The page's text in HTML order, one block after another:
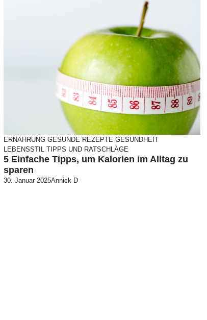
ERNÄHRUNG GESUNDE REZEPTE GESUNDHEIT
LEBENSSTIL
TIPPS UND RATSCHLÄGE
5 Einfache Tipps, um Kalorien im Alltag zu
sparen
30. Januar 2025Annick D